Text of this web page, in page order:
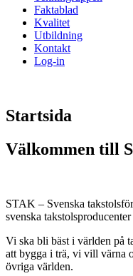
Faktablad
Kvalitet
Utbildning
Kontakt
Log-in
Startsida
Välkommen till
STAK – Svenska
svenska
Vi ska bli bäst i världen på
att bygga i trä, vi vill värna
övriga världen.